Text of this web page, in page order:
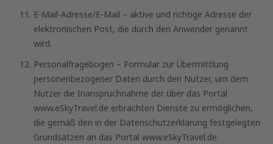
E-Mail-Adresse/E-Mail – aktive und richtige Adresse der
elektronischen Post, die durch den Anwender genannt
wird.
Personalfragebogen – Formular zur Übermittlung
personenbezogener Daten durch den Nutzer, um dem
Nutzer die Inanspruchnahme der über das Portal
www.eSkyTravel.de erbrachten Dienste zu ermöglichen,
die gemäß den in der Datenschutzerklärung festgelegten
Grundsätzen an das Portal www.eSkyTravel.de.